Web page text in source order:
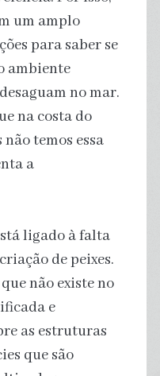
um amplo
para saber se
ambiente
no mar.
na costa do
temos essa
a
ligado à falta
de peixes.
não existe no
e
as estruturas
que são